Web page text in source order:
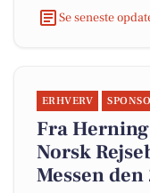
Se seneste
ERHVERV
Fra
Norsk
Messen